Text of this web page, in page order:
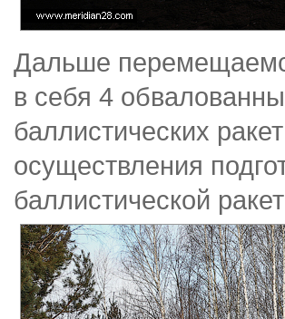
Дальше
в себя 4
баллистических
осуществления
баллистической